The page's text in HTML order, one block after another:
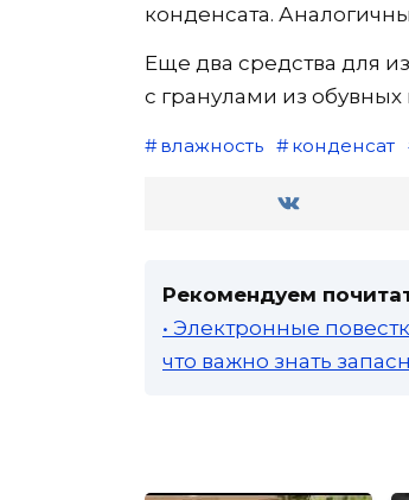
конденсата.
Еще два средства для
с гранулами из обувных
влажность конденсат
Рекомендуем
• Электронные
что важно знать